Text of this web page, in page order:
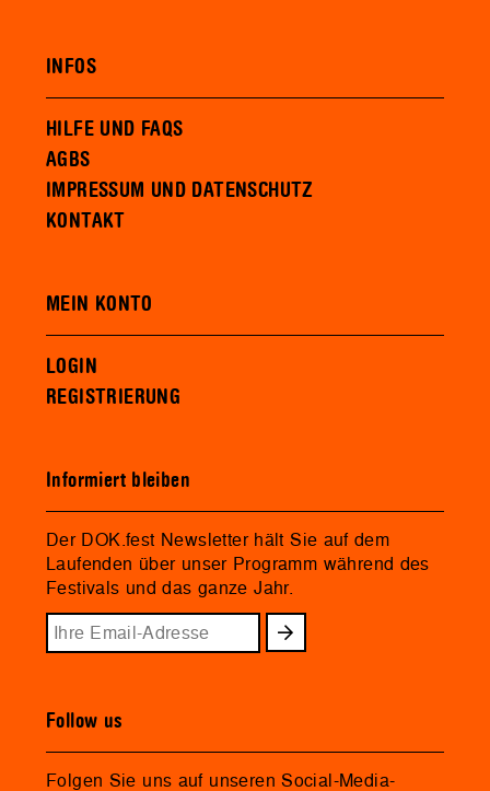
INFOS
HILFE UND FAQS
AGBS
IMPRESSUM UND DATENSCHUTZ
KONTAKT
MEIN KONTO
LOGIN
REGISTRIERUNG
Informiert bleiben
Der DOK.fest Newsletter hält Sie auf dem
Laufenden über unser Programm während des
Festivals und das ganze Jahr.
Follow us
Folgen Sie uns auf unseren Social-Media-